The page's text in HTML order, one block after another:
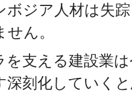
ボジア人材は失
ん。
を支える建設業
深刻化していく